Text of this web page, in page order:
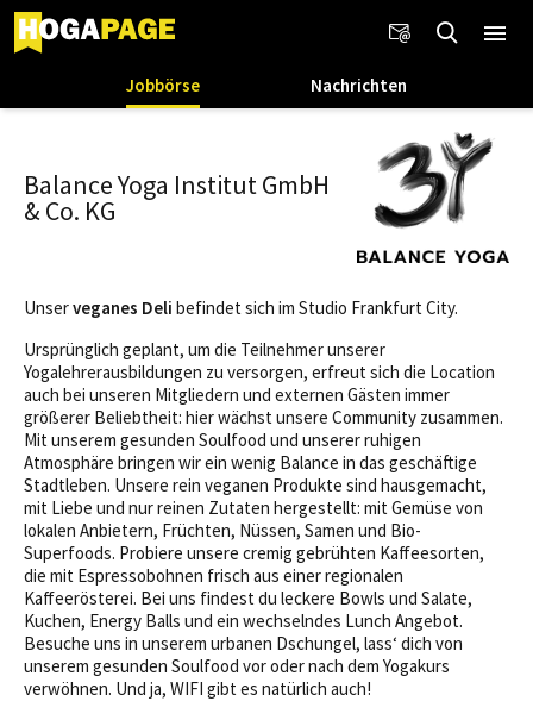
Jobbörse Nachrichten
Balance Yoga Institut GmbH
& Co. KG
Unserveganes Deli befindet sich im Studio Frankfurt City.
Ursprünglich geplant, um die Teilnehmer unserer
Yogalehrerausbildungen zu versorgen, erfreut sich die Location
auch bei unseren Mitgliedern und externen Gästen immer
größerer Beliebtheit: hier wächst unsere Community zusammen.
Mit unserem gesunden Soulfood und unserer ruhigen
Atmosphäre bringen wir ein wenig Balance in das geschäftige
Stadtleben. Unsere rein veganen Produkte sind hausgemacht,
mit Liebe und nur reinen Zutaten hergestellt: mit Gemüse von
lokalen Anbietern, Früchten, Nüssen, Samen und Bio-
Superfoods. Probiere unsere cremig gebrühten Kaffeesorten,
die mit Espressobohnen frisch aus einer regionalen
Kaffeerösterei. Bei uns findest du leckere Bowls und Salate,
Kuchen, Energy Balls und ein wechselndes Lunch Angebot.
Besuche uns in unserem urbanen Dschungel, lass‘ dich von
unserem gesunden Soulfood vor oder nach dem Yogakurs
verwöhnen. Und ja, WIFI gibt es natürlich auch!